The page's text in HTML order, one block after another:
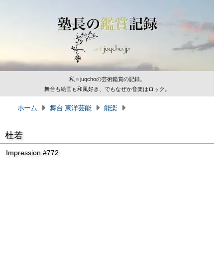
私＝juqchoの芸術鑑賞の記録。
舞台も絵画も和風好き、でもなぜか音楽はロック。
ホーム 舞台 東洋芸能 能楽
杜若
Impression #772